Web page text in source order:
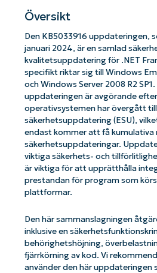
Översikt
Den KB5033916 uppdateringen,
januari 2024, är en samlad
kvalitetsuppdatering för .NET
specifikt riktar sig till Windows
och Windows Server 2008 R2
uppdateringen är avgörande
operativsystemen har övergått
säkerhetsuppdatering (ESU),
endast kommer att få kumulativa
säkerhetsuppdateringar.
viktiga säkerhets- och
är viktiga för att upprätthålla
prestandan för program som
plattformar.
Den här sammanslagningen
inklusive en
behörighetshöjning,
fjärrkörning av kod. Vi
använder den här uppdateringen